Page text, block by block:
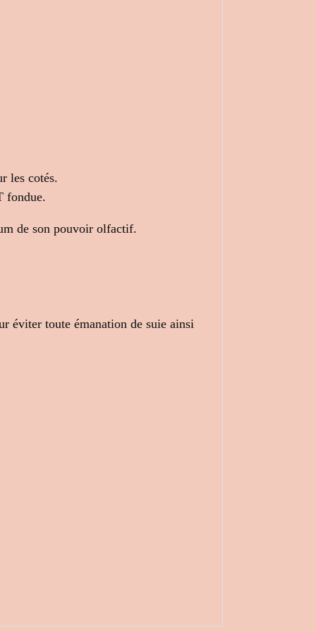
les cotés.
fondue.
de son pouvoir olfactif.
éviter toute émanation de suie ainsi